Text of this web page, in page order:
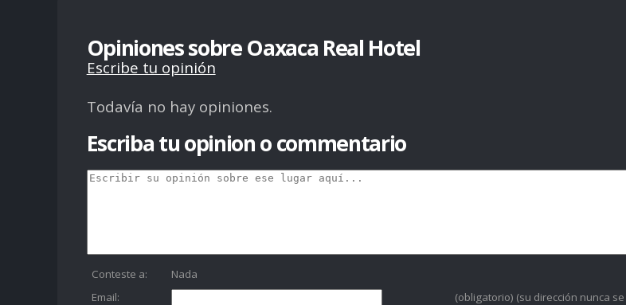
Opiniones sobre Oaxaca Real Hotel
Escribe tu opinión
Todavía no hay opiniones.
Escriba tu opinion o commentario
Conteste a:
Nada
Email:
(obligatorio) (su dirección nunca